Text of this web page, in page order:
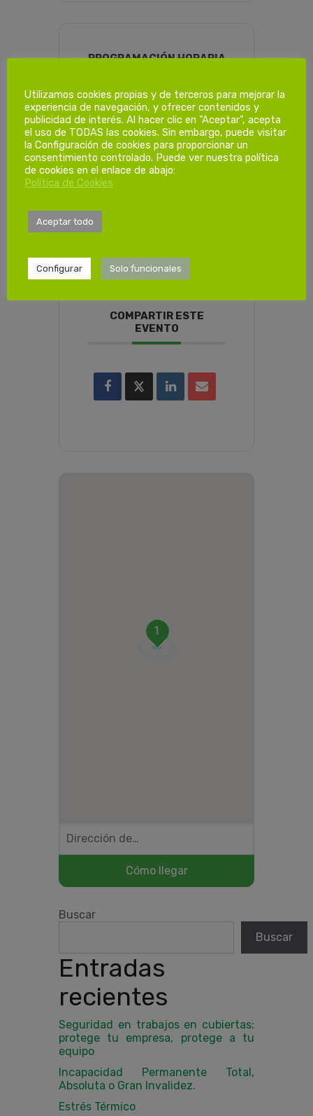
PROGRAMACIÓN HORARIA
Dias de
formación.
1ª Sesión
COMPARTIR ESTE
EVENTO
1
Buscar
Buscar
Entradas
recientes
Seguridad en trabajos en cubiertas:
protege tu empresa, protege a tu
equipo
Incapacidad Permanente Total,
Absoluta o Gran Invalidez.
Estrés Térmico
Utilizamos cookies propias y de terceros para mejorar la
experiencia de navegación, y ofrecer contenidos y
publicidad de interés. Al hacer clic en "Aceptar", acepta
el uso de TODAS las cookies. Sin embargo, puede visitar
la Configuración de cookies para proporcionar un
consentimiento controlado. Puede ver nuestra política
de cookies en el enlace de abajo:
Política de Cookies
Aceptar todo
Configurar Solo funcionales